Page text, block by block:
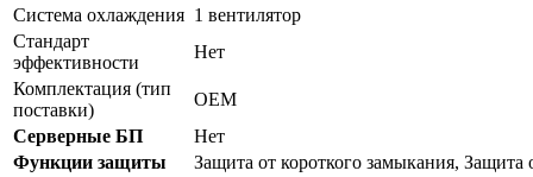
Система охлаждения 1 вентилятор
Стандарт
эффективности
Нет
Комплектация (тип
поставки)
OEM
Серверные БП
Нет
Функции защиты
Защита от короткого замыкания, Защита